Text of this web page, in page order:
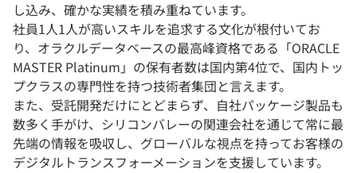
し込み、確かな実績を積み重ねています。
社員1人1人が高いスキルを追求する文化が根付いてお
り、オラクルデータベースの最高峰資格である「ORACLE
MASTER Platinum」の保有者数は国内第4位で、国内トッ
プクラスの専門性を持つ技術者集団と言えます。
また、受託開発だけにとどまらず、自社パッケージ製品も
数多く手がけ、シリコンバレーの関連会社を通じて常に最
先端の情報を吸収し、グローバルな視点を持ってお客様の
デジタルトランスフォーメーションを支援しています。